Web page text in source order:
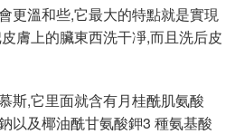
溫和些,它最大的特點就是實現
膚上的臟東西洗干凈,而且洗后皮
,它里面就含有月桂酰肌氨酸
以及椰油酰甘氨酸鉀3 種氨基酸